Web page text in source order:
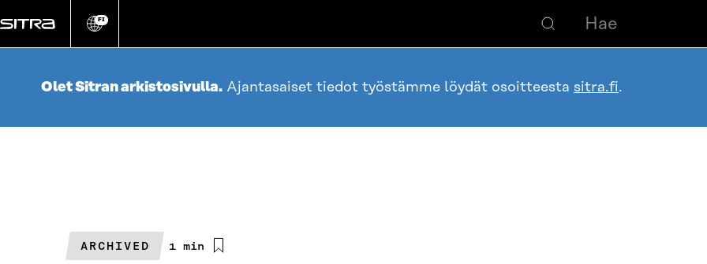
suoraan
Vaihda
kieli
FI
Olet Sitran arkistosivulla. Ajantasaiset tiedot työstämme löydät osoitteesta sitra.fi.
ARCHIVED
Arvioitu
1 min